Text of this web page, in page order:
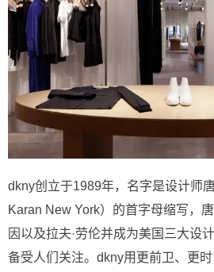
dkny创立于1989年，名字是设计师
Karan New York）的首字母缩写，
因以及拉夫·劳伦并成为美国三大设
备受人们关注。dkny用更前卫、更